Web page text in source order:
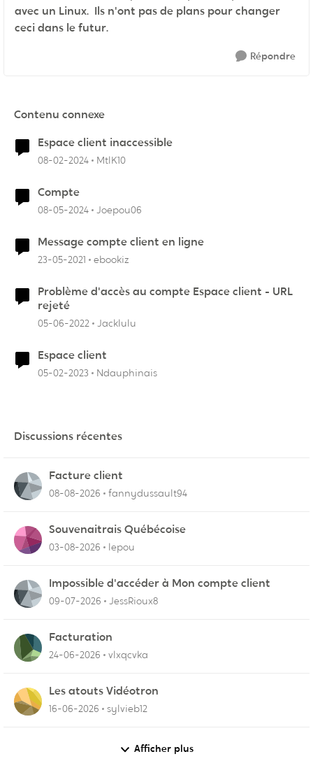
avec un Linux. Ils n'ont pas de plans pour changer
ceci dans le futur.
Répondre
Contenu connexe
Espace client inaccessible
08-02-2024 MtlK10
Compte
08-05-2024 Joepou06
Message compte client en ligne
23-05-2021 ebookiz
Problème d'accès au compte Espace client - URL
rejeté
05-06-2022 Jacklulu
Espace client
05-02-2023 Ndauphinais
Discussions récentes
Facture client
08-08-2026 fannydussault94
Souvenaitrais Québécoise
03-08-2026 lepou
Impossible d'accéder à Mon compte client
09-07-2026 JessRioux8
Facturation
24-06-2026 vlxqcvka
Les atouts Vidéotron
16-06-2026 sylvieb12
Afficher plus